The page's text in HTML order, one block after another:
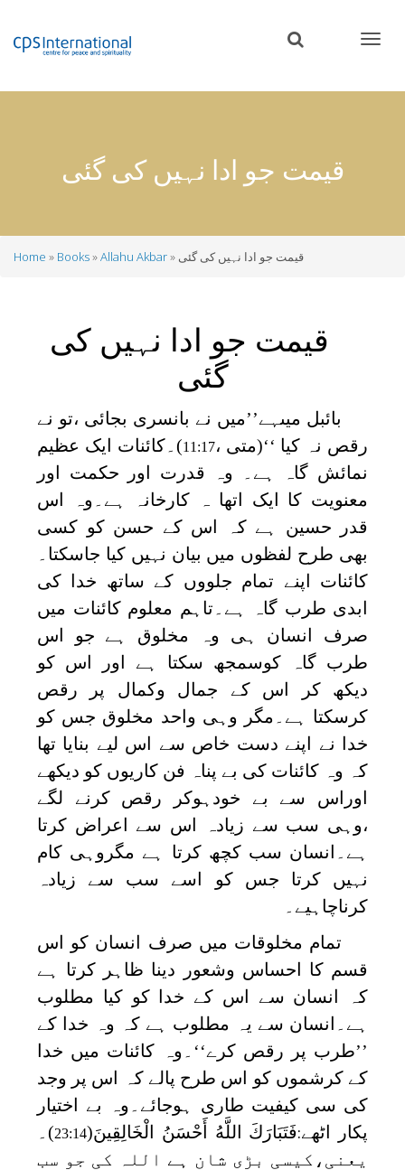
content
قیمت جو ادا نہیں کی گئی
Home Books Allahu Akbar قیمت جو ادا نہیں کی گئی
قیمت جو ادا نہیں کی
گئی
بائبل میںہے’’میں نے بانسری بجائی ،تو نے
رقص نہ کیا ‘‘(متی ،11:17)۔کائنات ایک عظیم
نمائش گاہ ہے۔ وہ قدرت اور حکمت اور
معنویت کا ایک اتھا ہ کارخانہ ہے۔وہ اس
قدر حسین ہے کہ اس کے حسن کو کسی
بھی طرح لفظوں میں بیان نہیں کیا جاسکتا۔
کائنات اپنے تمام جلووں کے ساتھ خدا کی
ابدی طرب گاہ ہے۔تاہم معلوم کائنات میں
صرف انسان ہی وہ مخلوق ہے جو اس
طرب گاہ کوسمجھ سکتا ہے اور اس کو
دیکھ کر اس کے جمال وکمال پر رقص
کرسکتا ہے۔مگر وہی واحد مخلوق جس کو
خدا نے اپنے دست خاص سے اس لیے بنایا تھا
کہ وہ کائنات کی بے پناہ فن کاریوں کو دیکھے
اوراس سے بے خودہوکر رقص کرنے لگے
،وہی سب سے زیادہ اس سے اعراض کرتا
ہے۔انسان سب کچھ کرتا ہے مگروہی کام
نہیں کرتا جس کو اسے سب سے زیادہ
کرناچاہیے۔
تمام مخلوقات میں صرف انسان کو اس
قسم کا احساس وشعور دینا ظاہر کرتا ہے
کہ انسان سے اس کے خدا کو کیا مطلوب
ہے۔انسان سے یہ مطلوب ہے کہ وہ خدا کے
’’طرب پر رقص کرے‘‘۔وہ کائنات میں خدا
کے کرشموں کو اس طرح پالے کہ اس پر وجد
کی سی کیفیت طاری ہوجائے۔وہ بے اختیار
پکار اٹھے:فَتَبَارَكَ اللَّهُ أَحْسَنُ الْخَالِقِينَ(
23:14)۔
یعنی،کیسی بڑی شان ہے اللہ کی جو سب